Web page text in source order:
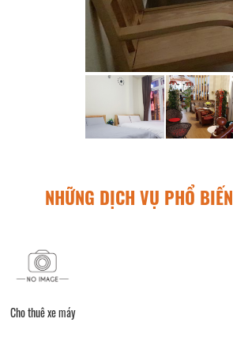
NHỮNG DỊCH VỤ PHỔ BIẾN
Cho thuê xe máy